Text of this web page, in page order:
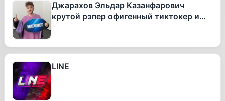
Джарахов Эльдар Казанфарович
крутой рэпер офигенный тиктокер и
LINE